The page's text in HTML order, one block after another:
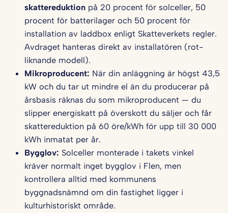
skattereduktion på 20 procent för solceller, 50
procent för batterilager och 50 procent för
installation av laddbox enligt Skatteverkets regler.
Avdraget hanteras direkt av installatören (rot-
liknande modell).
Mikroproducent: När din anläggning är högst 43,5
kW och du tar ut mindre el än du producerar på
årsbasis räknas du som mikroproducent — du
slipper energiskatt på överskott du säljer och får
skattereduktion på 60 öre/kWh för upp till 30 000
kWh inmatat per år.
Bygglov: Solceller monterade i takets vinkel
kräver normalt inget bygglov i Flen, men
kontrollera alltid med kommunens
byggnadsnämnd om din fastighet ligger i
kulturhistoriskt område.